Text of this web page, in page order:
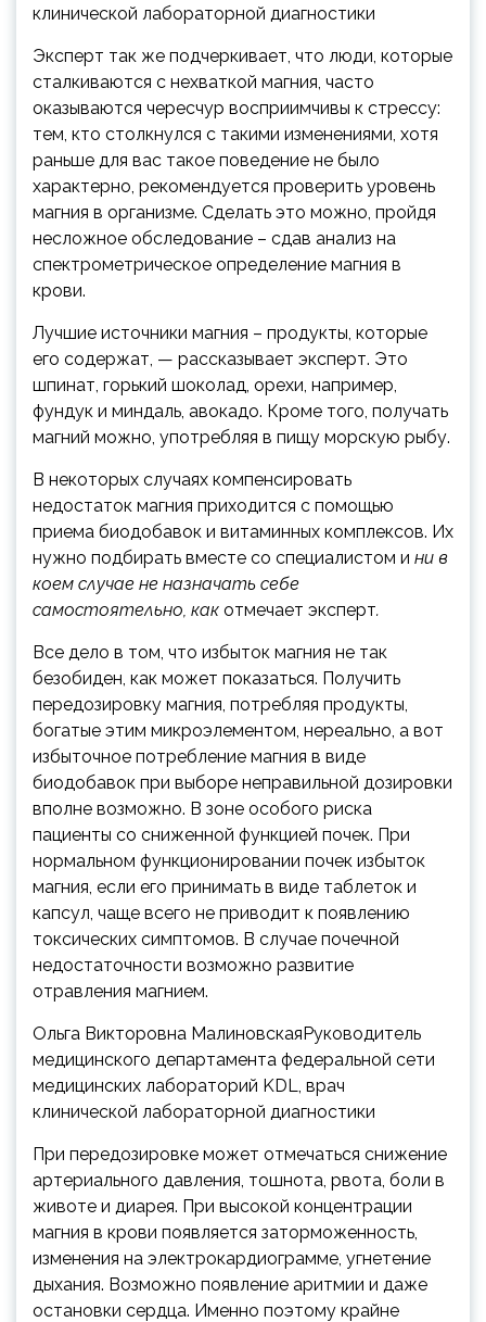
клинической лабораторной диагностики
Эксперт так же подчеркивает, что люди, которые
сталкиваются с нехваткой магния, часто
оказываются чересчур восприимчивы к стрессу:
тем, кто столкнулся с такими изменениями, хотя
раньше для вас такое поведение не было
характерно, рекомендуется проверить уровень
магния в организме. Сделать это можно, пройдя
несложное обследование – сдав анализ на
спектрометрическое определение магния в
крови.
Лучшие источники магния – продукты, которые
его содержат, — рассказывает эксперт. Это
шпинат, горький шоколад, орехи, например,
фундук и миндаль, авокадо. Кроме того, получать
магний можно, употребляя в пищу морскую рыбу.
В некоторых случаях компенсировать
недостаток магния приходится с помощью
приема биодобавок и витаминных комплексов. Их
нужно подбирать вместе со специалистом и ни в
коем случае не назначать себе
самостоятельно, как отмечает эксперт.
Все дело в том, что избыток магния не так
безобиден, как может показаться. Получить
передозировку магния, потребляя продукты,
богатые этим микроэлементом, нереально, а вот
избыточное потребление магния в виде
биодобавок при выборе неправильной дозировки
вполне возможно. В зоне особого риска
пациенты со сниженной функцией почек. При
нормальном функционировании почек избыток
магния, если его принимать в виде таблеток и
капсул, чаще всего не приводит к появлению
токсических симптомов. В случае почечной
недостаточности возможно развитие
отравления магнием.
Ольга Викторовна МалиновскаяРуководитель
медицинского департамента федеральной сети
медицинских лабораторий KDL, врач
клинической лабораторной диагностики
При передозировке может отмечаться снижение
артериального давления, тошнота, рвота, боли в
животе и диарея. При высокой концентрации
магния в крови появляется заторможенность,
изменения на электрокардиограмме, угнетение
дыхания. Возможно появление аритмии и даже
остановки сердца. Именно поэтому крайне